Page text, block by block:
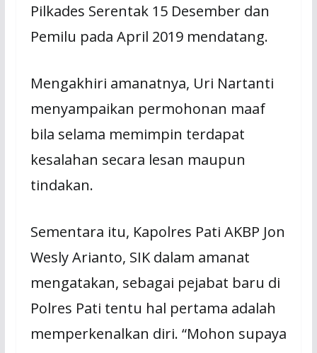
Pilkades Serentak 15 Desember dan
Pemilu pada April 2019 mendatang.
Mengakhiri amanatnya, Uri Nartanti
menyampaikan permohonan maaf
bila selama memimpin terdapat
kesalahan secara lesan maupun
tindakan.
Sementara itu, Kapolres Pati AKBP Jon
Wesly Arianto, SIK dalam amanat
mengatakan, sebagai pejabat baru di
Polres Pati tentu hal pertama adalah
memperkenalkan diri. “Mohon supaya